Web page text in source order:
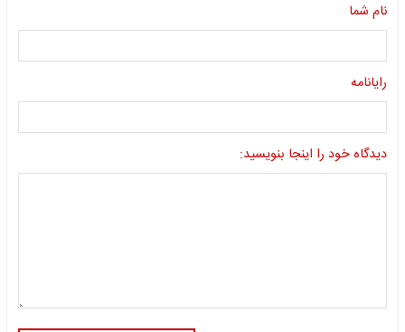
نام شما
رایانامه
دیدگاه خود را اینجا بنویسید: